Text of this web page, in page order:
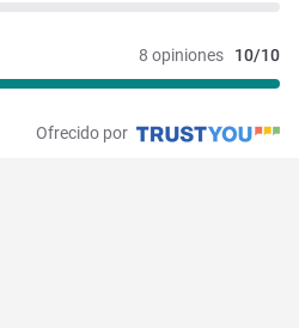
8 opiniones 10/10
Ofrecido por